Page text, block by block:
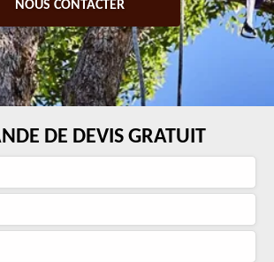
NOUS CONTACTER
DE DEVIS GRATUIT